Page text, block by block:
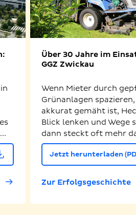
Über 30 Jahre im
GGZ Zwickau
Wenn Mieter durch
Grünanlagen
akkurat gemäht ist,
Blick lenken und Wege
dann steckt oft mehr
Jetzt herunterladen
Zur Erfolgsgeschichte